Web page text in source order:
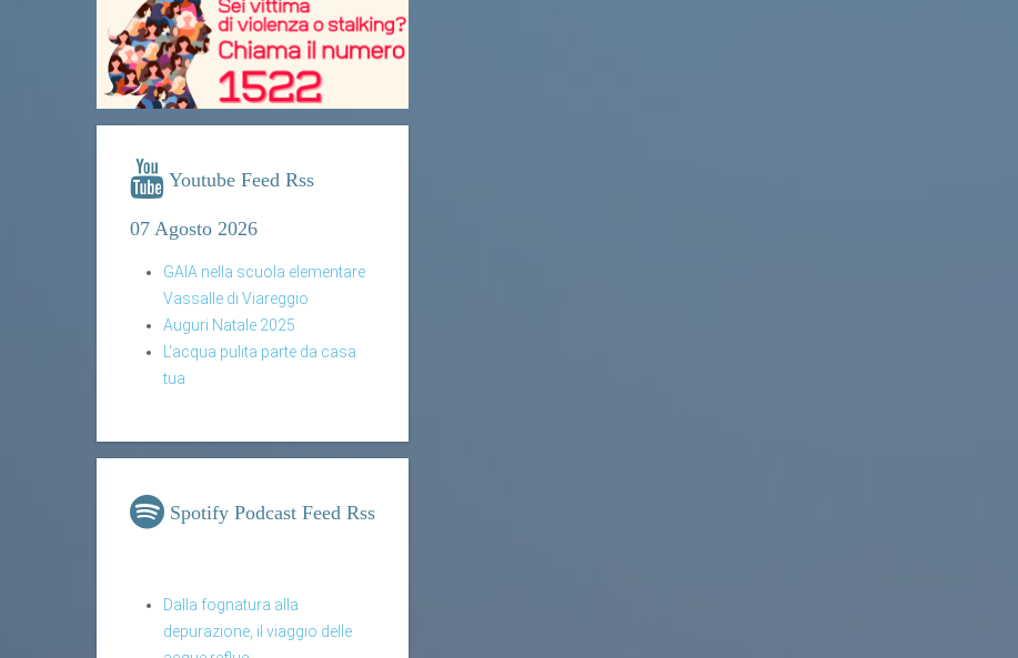
Youtube Feed Rss
07 Agosto 2026
GAIA nella scuola elementare
Vassalle di Viareggio
Auguri Natale 2025
L'acqua pulita parte da casa
tua
Spotify Podcast Feed Rss
Dalla fognatura alla
depurazione, il viaggio delle